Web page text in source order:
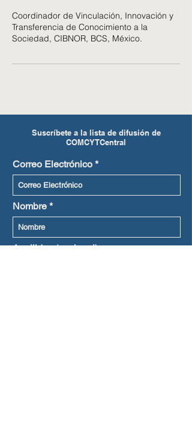
Coordinador de Vinculación, Innovación y
Transferencia de Conocimiento a la
Sociedad, CIBNOR, BCS, México.
Suscríbete a la lista de difusión de
COMCYTCentral
Correo Electrónico
Nombre
Apellidos (opcional)